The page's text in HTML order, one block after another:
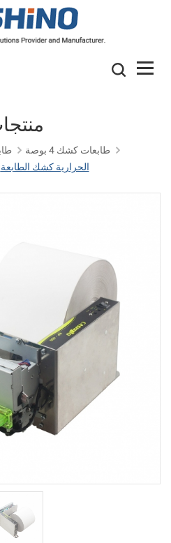
طابعات كشك 4 بوصة
KP-400 4inch الحرارية كشك الطابعة